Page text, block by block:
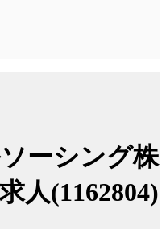
ーシング株
人(1162804)